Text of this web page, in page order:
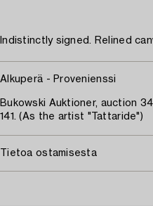
Indistinctly signed. Relined
Alkuperä - Provenienssi
Bukowski Auktioner, auction
141. (As the artist "Tattaride")
Tietoa ostamisesta